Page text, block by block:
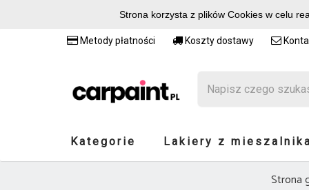
Strona korzysta z plików Cookies w celu
Metody płatności Koszty dostawy
Kategorie Lakiery z
Strona